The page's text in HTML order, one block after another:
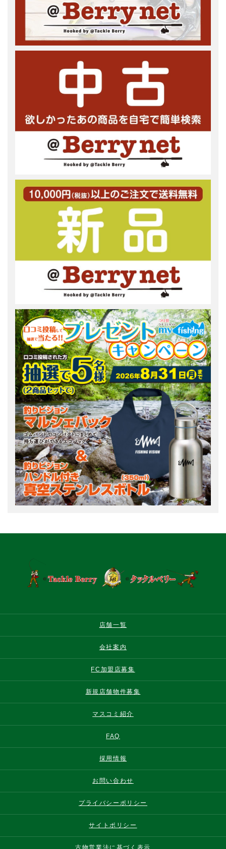
店舗一覧
会社案内
FC加盟店募集
新規店舗物件募集
マスコミ紹介
FAQ
採用情報
お問い合わせ
プライバシーポリシー
サイトポリシー
古物営業法に基づく表示